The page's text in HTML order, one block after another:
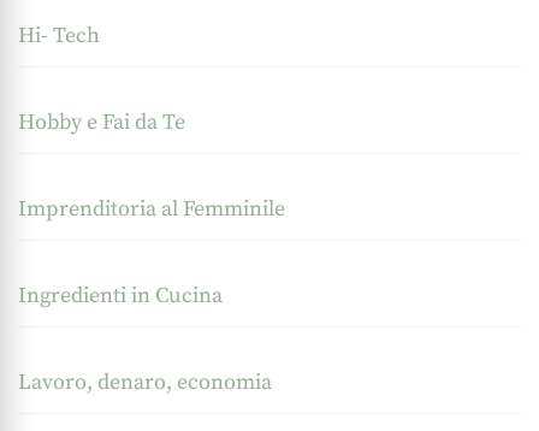
Hi- Tech
Hobby e Fai da Te
Imprenditoria al Femminile
Ingredienti in Cucina
Lavoro, denaro, economia